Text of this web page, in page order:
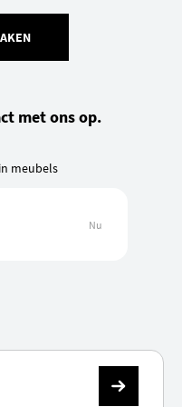
met ons op.
meubels
Nu